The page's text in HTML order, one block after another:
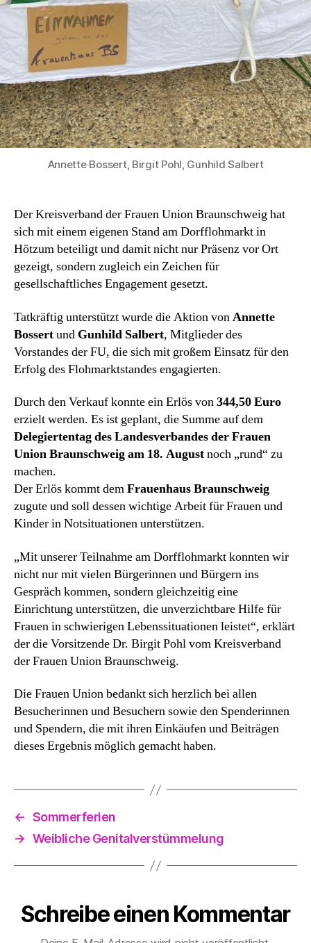
Annette Bossert, Birgit Pohl, Gunhild Salbert
Der Kreisverband der Frauen Union Braunschweig hat
sich mit einem eigenen Stand am Dorfflohmarkt in
Hötzum beteiligt und damit nicht nur Präsenz vor Ort
gezeigt, sondern zugleich ein Zeichen für
gesellschaftliches Engagement gesetzt.
Tatkräftig unterstützt wurde die Aktion vonAnnette
Bossertund Gunhild Salbert, Mitglieder des
Vorstandes der FU, die sich mit großem Einsatz für den
Erfolg des Flohmarktstandes engagierten.
Durch den Verkauf konnte ein Erlös von344,50 Euro
erzielt werden. Es ist geplant, die Summe auf dem
Delegiertentag des Landesverbandes der Frauen
Union Braunschweig am 18. Augustnoch „rund“ zu
machen.
Der Erlös kommt demFrauenhaus Braunschweig
zugute und soll dessen wichtige Arbeit für Frauen und
Kinder in Notsituationen unterstützen.
„Mit unserer Teilnahme am Dorfflohmarkt konnten wir
nicht nur mit vielen Bürgerinnen und Bürgern ins
Gespräch kommen, sondern gleichzeitig eine
Einrichtung unterstützen, die unverzichtbare Hilfe für
Frauen in schwierigen Lebenssituationen leistet“, erklärt
der die Vorsitzende Dr. Birgit Pohl vom Kreisverband
der Frauen Union Braunschweig.
Die Frauen Union bedankt sich herzlich bei allen
Besucherinnen und Besuchern sowie den Spenderinnen
und Spendern, die mit ihren Einkäufen und Beiträgen
dieses Ergebnis möglich gemacht haben.
← Sommerferien
→ Weibliche Genitalverstümmelung
Schreibe einen Kommentar